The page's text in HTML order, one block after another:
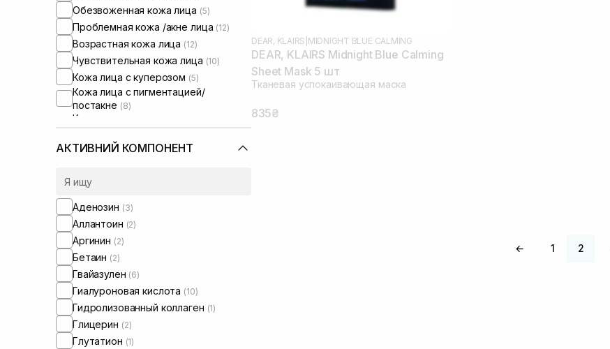
Обезвоженная кожа лица (5)
Проблемная кожа /акне лица (12)
Возрастная кожа лица (12)
Чувствительная кожа лица (10)
Кожа лица с куперозом (5)
Кожа лица с пигментацией/
постакне (8)
Кожа лица с расширенными порами
Кожа лица с нарушенным
микробиомом
(1)
АКТИВНИЙ КОМПОНЕНТ
Аденозин (3)
Аллантоин (2)
Аргинин (2)
Бетаин (2)
Гвайазулен (6)
Гиалуроновая кислота (10)
Гидролизованный коллаген (1)
Глицерин (2)
Глутатион (1)
DEAR, KLAIRS MIDNIGHT BLUE CALMING
DEAR, KLAIRS Midnight Blue Calming
Sheet Mask 5 шт
Тканевая успокаивающая маска
835₴
← 1 2